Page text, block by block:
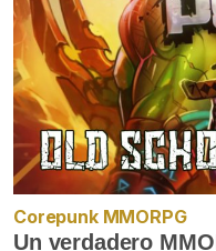
Corepunk MMORPG
Un verdadero